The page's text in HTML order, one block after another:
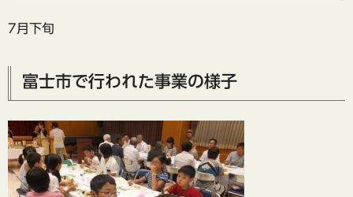
7月下旬
富士市で行われた事業の様子